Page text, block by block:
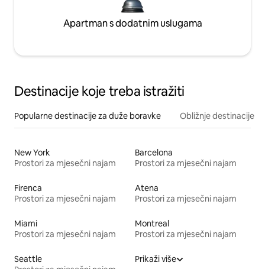
Apartman s dodatnim uslugama
Destinacije koje treba istražiti
Popularne destinacije za duže boravke Obližnje destinacije
New York
Prostori za mjesečni najam
Barcelona
Prostori za mjesečni najam
Firenca
Prostori za mjesečni najam
Atena
Prostori za mjesečni najam
Miami
Prostori za mjesečni najam
Montreal
Prostori za mjesečni najam
Seattle
Prikaži više